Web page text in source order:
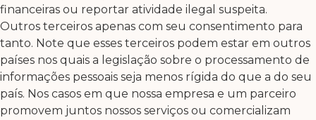
financeiras ou reportar atividade ilegal suspeita.
Outros terceiros apenas com seu consentimento para
tanto. Note que esses terceiros podem estar em outros
países nos quais a legislação sobre o processamento de
informações pessoais seja menos rígida do que a do seu
país. Nos casos em que nossa empresa e um parceiro
promovem juntos nossos serviços ou comercializam